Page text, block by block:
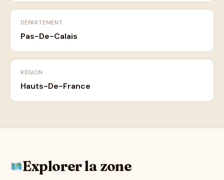
DÉPARTEMENT
Pas-De-Calais
RÉGION
Hauts-De-France
Explorer la zone